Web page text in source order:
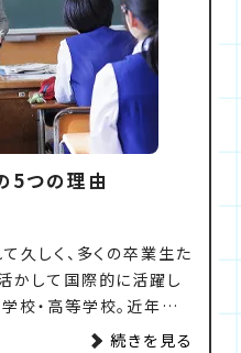
5つの理由
久しく、多くの卒業生た
かして国際的に活躍し
校・高等学校。近年は
まな形で英語教育を行
続きを見る